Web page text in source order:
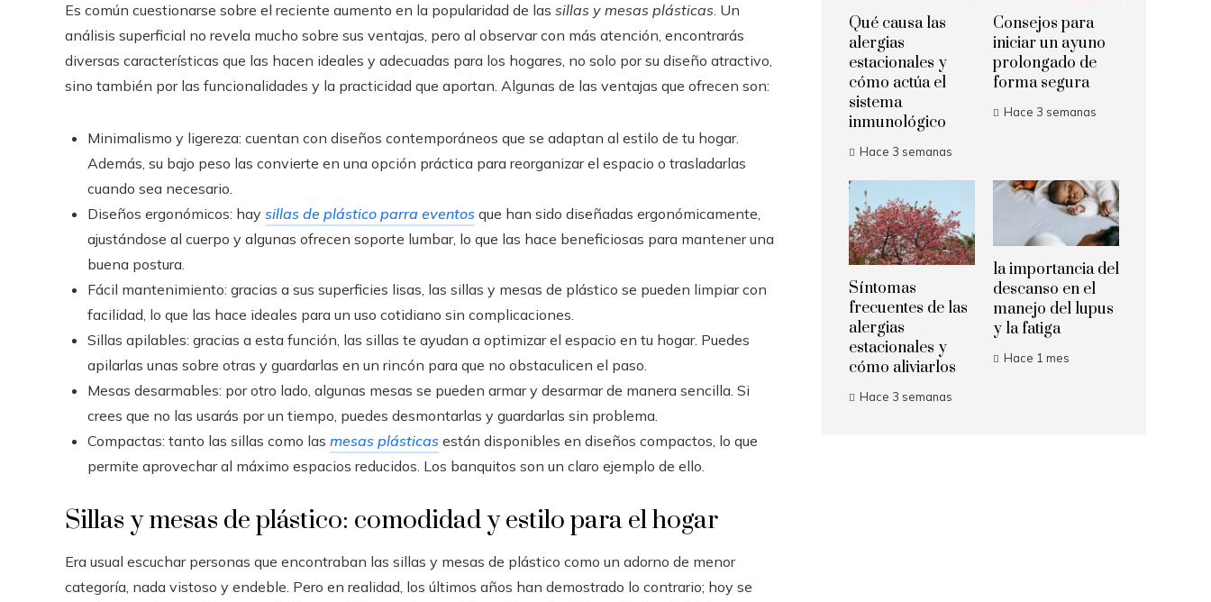
Es común cuestionarse sobre el reciente aumento en la popularidad de las sillas y mesas plásticas. Un
análisis superficial no revela mucho sobre sus ventajas, pero al observar con más atención, encontrarás
diversas características que las hacen ideales y adecuadas para los hogares, no solo por su diseño atractivo,
sino también por las funcionalidades y la practicidad que aportan. Algunas de las ventajas que ofrecen son:
Minimalismo y ligereza: cuentan con diseños contemporáneos que se adaptan al estilo de tu hogar.
Además, su bajo peso las convierte en una opción práctica para reorganizar el espacio o trasladarlas
cuando sea necesario.
Diseños ergonómicos: hay sillas de plástico parra eventos que han sido diseñadas ergonómicamente,
ajustándose al cuerpo y algunas ofrecen soporte lumbar, lo que las hace beneficiosas para mantener una
buena postura.
Fácil mantenimiento: gracias a sus superficies lisas, las sillas y mesas de plástico se pueden limpiar con
facilidad, lo que las hace ideales para un uso cotidiano sin complicaciones.
Sillas apilables: gracias a esta función, las sillas te ayudan a optimizar el espacio en tu hogar. Puedes
apilarlas unas sobre otras y guardarlas en un rincón para que no obstaculicen el paso.
Mesas desarmables: por otro lado, algunas mesas se pueden armar y desarmar de manera sencilla. Si
crees que no las usarás por un tiempo, puedes desmontarlas y guardarlas sin problema.
Compactas: tanto las sillas como las mesas plásticas están disponibles en diseños compactos, lo que
permite aprovechar al máximo espacios reducidos. Los banquitos son un claro ejemplo de ello.
Sillas y mesas de plástico: comodidad y estilo para el hogar
Era usual escuchar personas que encontraban las sillas y mesas de plástico como un adorno de menor
categoría, nada vistoso y endeble. Pero en realidad, los últimos años han demostrado lo contrario; hoy se
Qué causa las
alergias
estacionales y
cómo actúa el
sistema
inmunológico
Hace 3 semanas
Consejos para
iniciar un ayuno
prolongado de
forma segura
Hace 3 semanas
Síntomas
frecuentes de las
alergias
estacionales y
cómo aliviarlos
Hace 3 semanas
la importancia del
descanso en el
manejo del lupus
y la fatiga
Hace 1 mes